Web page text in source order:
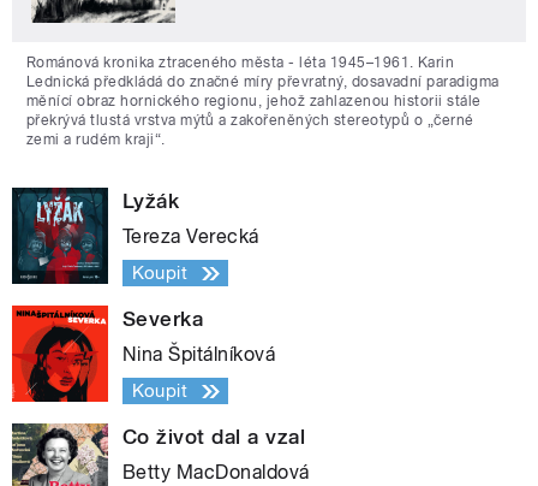
Románová kronika ztraceného města - léta 1945–1961. Karin
Lednická předkládá do značné míry převratný, dosavadní paradigma
měnící obraz hornického regionu, jehož zahlazenou historii stále
překrývá tlustá vrstva mýtů a zakořeněných stereotypů o „černé
zemi a rudém kraji“.
Lyžák
Tereza Verecká
Koupit
Severka
Nina Špitálníková
Koupit
Co život dal a vzal
Betty MacDonaldová